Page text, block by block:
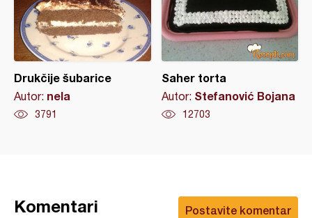
Drukčije šubarice
Autor: nela
3791
Saher torta
Autor: Stefanović Bojana
12703
Postavite komentar
Komentari